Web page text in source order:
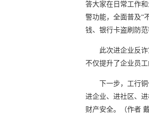
答大家在日常工作
警功能，全面普及“
钱、银行卡盗刷防
此次进企业反
不仅提升了企业员
下一步，工行
进企业、进社区、
财产安全。（作者 戴